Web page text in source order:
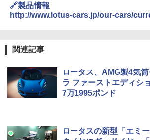
🔗製品情報
http://www.lotus-cars.jp/our-cars/
関連記事
ロータス、AMG製4気
ラ ファーストエディシ
7万1995ポンド
ロータスの新型「エミ